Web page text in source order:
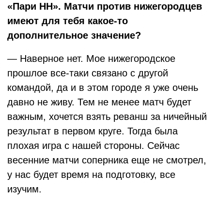
«Пари НН». Матчи против нижегородцев
имеют для тебя какое-то
дополнительное значение?
— Наверное нет. Мое нижегородское
прошлое все-таки связано с другой
командой, да и в этом городе я уже очень
давно не живу. Тем не менее матч будет
важным, хочется взять реванш за ничейный
результат в первом круге. Тогда была
плохая игра с нашей стороны. Сейчас
весенние матчи соперника еще не смотрел,
у нас будет время на подготовку, все
изучим.